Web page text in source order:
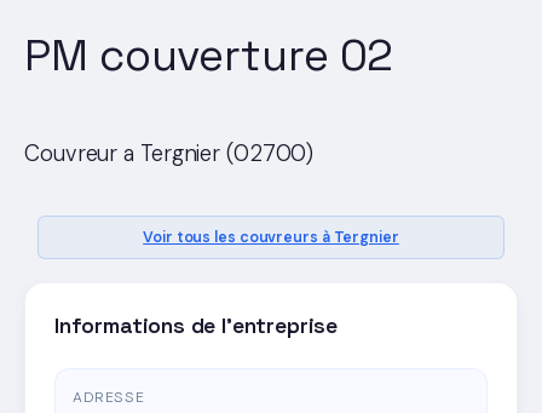
PM couverture 02
Couvreur a Tergnier (02700)
Voir tous les couvreurs à Tergnier
Informations de l'entreprise
ADRESSE